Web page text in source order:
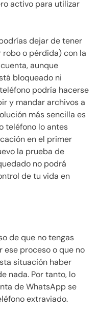
activo para utilizar
dejar de tener
o pérdida) con la
aunque
bloqueado ni
podría hacerse
y mandar archivos a
más sencilla es
teléfono lo antes
en el primer
la prueba de
no podrá
de tu vida en
de que no tengas
ese proceso o que no
situación haber
nada. Por tanto, lo
de WhatsApp se
extraviado.